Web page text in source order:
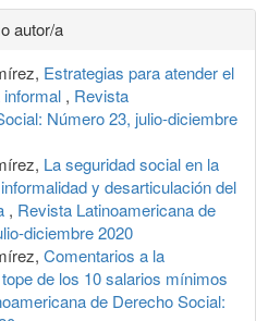
autor/a
Estrategias para atender el
, Revista
Número 23, julio-diciembre
La seguridad social en la
y desarticulación del
, Revista Latinoamericana de
diciembre 2020
Comentarios a la
de los 10 salarios mínimos
de Derecho Social: